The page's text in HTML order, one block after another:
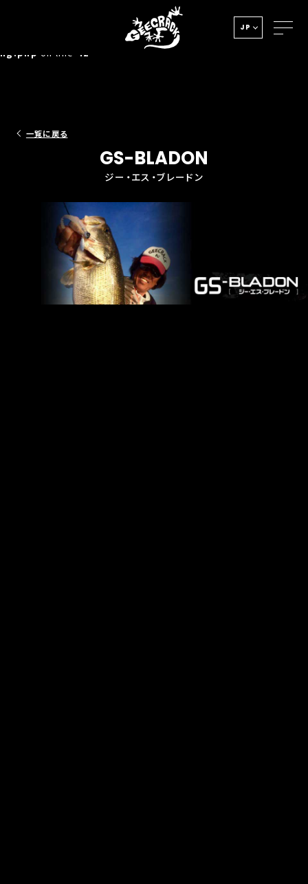
: Undefined index: HTTP_ACCEPT_LANGUAGE in
/home/xs278931/geecrack.com/public_html/app/view/la
ng.php on line 42
JP
一覧に戻る
GS-BLADON
ジー・エス・ブレードン